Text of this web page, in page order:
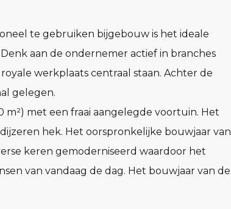
te gebruiken bijgebouw is het ideale
aan de ondernemer actief in branches
werkplaats centraal staan. Achter de
gelegen.
m²) met een fraai aangelegde voortuin. Het
hek. Het oorspronkelijke bouwjaar van
keren gemoderniseerd waardoor het
van vandaag de dag. Het bouwjaar van de